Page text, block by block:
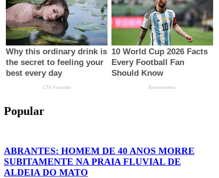
Popular
ABRANTES: HOMEM DE 40 ANOS MORRE
SUBITAMENTE NA PRAIA FLUVIAL DE
ALDEIA DO MATO